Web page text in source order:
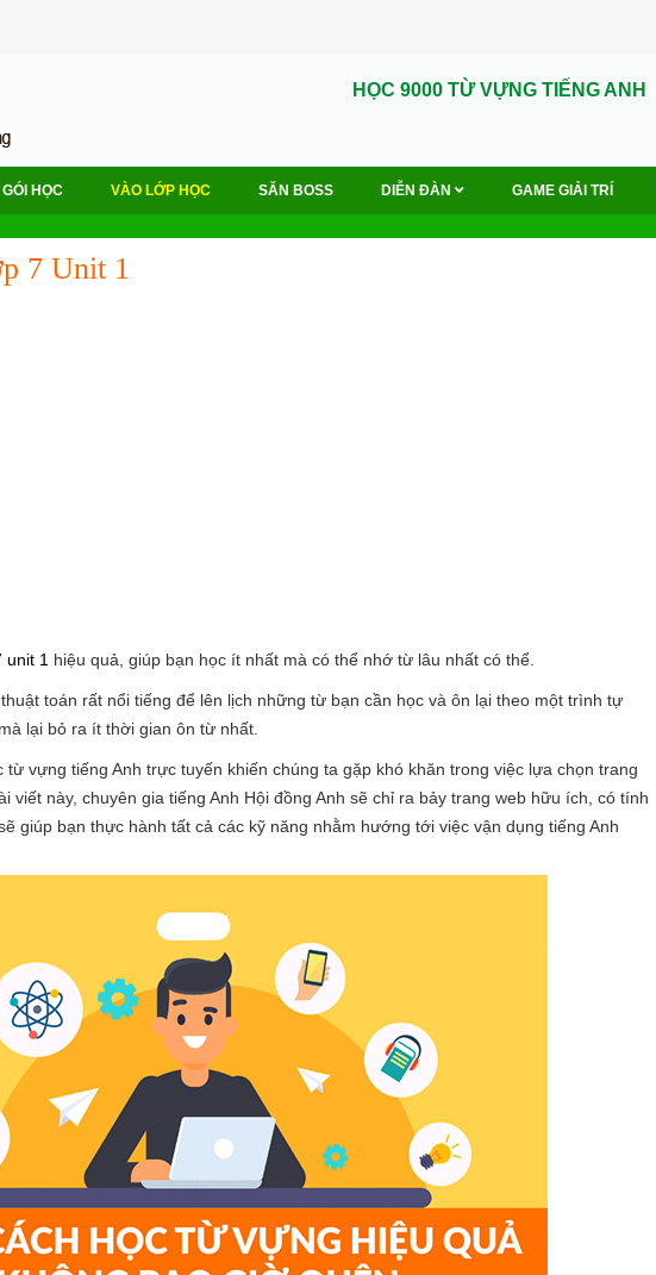
HỌC 9000 TỪ VỰNG TIẾNG ANH
HỌC VÀO LỚP HỌC SĂN BOSS DIỄN ĐÀN GAME GIẢI TRÍ
7 Unit 1
1 hiệu quả, giúp bạn học ít nhất mà có thể nhớ từ lâu nhất có thể.
toán rất nổi tiếng để lên lịch những từ bạn cần học và ôn lại theo một trình tự
lại bỏ ra ít thời gian ôn từ nhất.
từ vựng tiếng Anh trực tuyến khiến chúng ta gặp khó khăn trong việc lựa chọn trang
viết này, chuyên gia tiếng Anh Hội đồng Anh sẽ chỉ ra bảy trang web hữu ích, có tính
giúp bạn thực hành tất cả các kỹ năng nhằm hướng tới việc vận dụng tiếng Anh